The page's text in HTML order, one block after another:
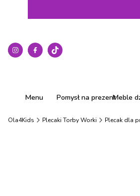
Menu Pomysł na prezentMeble
Ola4Kids Plecaki Torby Worki Plecak dla